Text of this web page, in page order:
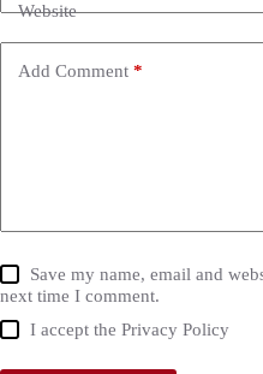
Website
Add Comment *
Save my name, email and
next time I comment.
I accept thePrivacy Policy